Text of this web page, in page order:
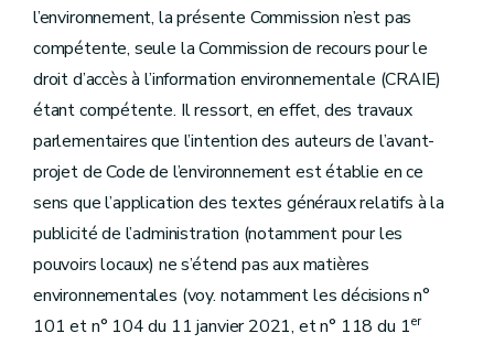
l’environnement, la présente Commission n’est pas
compétente, seule la Commission de recours pour le
droit d’accès à l’information environnementale (CRAIE)
étant compétente. Il ressort, en effet, des travaux
parlementaires que l’intention des auteurs de l’avant-
projet de Code de l’environnement est établie en ce
sens que l’application des textes généraux relatifs à la
publicité de l’administration (notamment pour les
pouvoirs locaux) ne s’étend pas aux matières
environnementales (voy. notamment les décisions n°
101 et n° 104 du 11 janvier 2021, et n° 118 du 1er